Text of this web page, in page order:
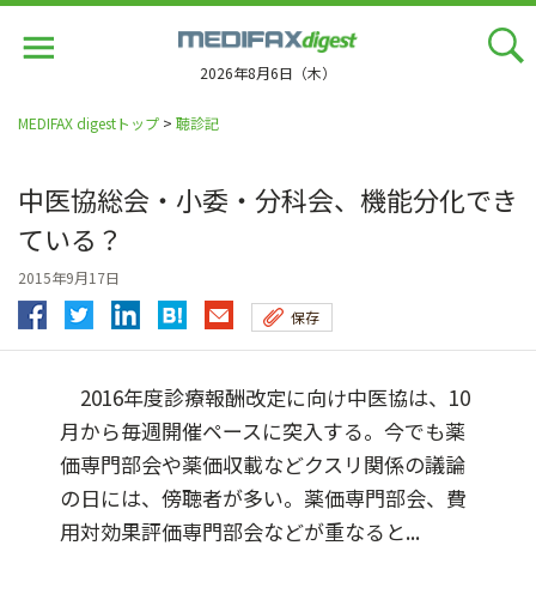
2026年8月6日（木）
MEDIFAX digestトップ > 聴診記
中医協総会・小委・分科会、機能分化でき
ている？
2015年9月17日
保存
2016年度診療報酬改定に向け中医協は、10
月から毎週開催ペースに突入する。今でも薬
価専門部会や薬価収載などクスリ関係の議論
の日には、傍聴者が多い。薬価専門部会、費
用対効果評価専門部会などが重なると...